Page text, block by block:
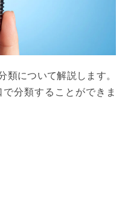
類について解説します。
分類することができま